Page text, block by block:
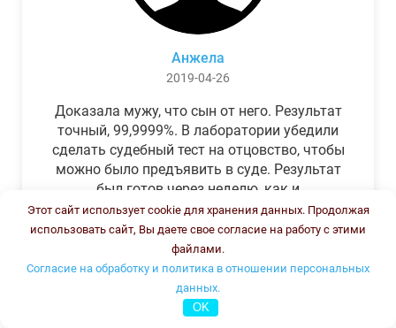
Анжела
2019-04-26
Доказала мужу, что сын от него. Результат
точный, 99,9999%. В лаборатории убедили
сделать судебный тест на отцовство, чтобы
можно было предъявить в суде. Результат
был готов через неделю, как и
обещали.Теперь муж бегает и извиняется.
Этот сайт использует cookie для хранения данных. Продолжая
использовать сайт, Вы даете свое согласие на работу с этими
файлами.
Согласие на обработку и политика в отношении персональных
данных.
OK